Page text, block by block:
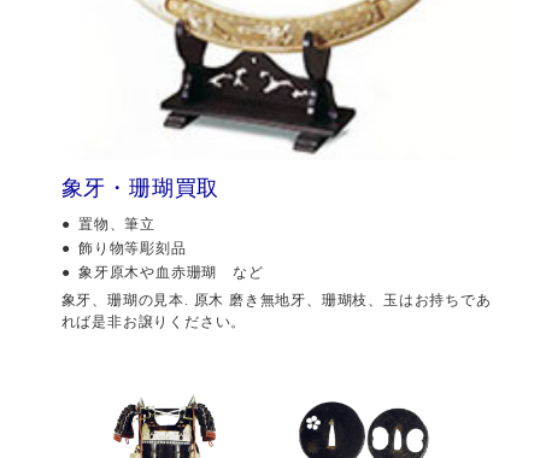
象牙・珊瑚買取
置物、筆立
飾り物等彫刻品
象牙原木や血赤珊瑚 など
象牙、珊瑚の見本. 原木 磨き無地牙、珊瑚枝、玉はお持ちであ
れば是非お譲りください。